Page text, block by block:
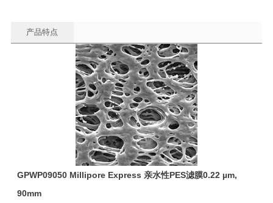
产品特点
GPWP09050 Millipore Express 亲水性PES滤膜0.22 µm,
90mm